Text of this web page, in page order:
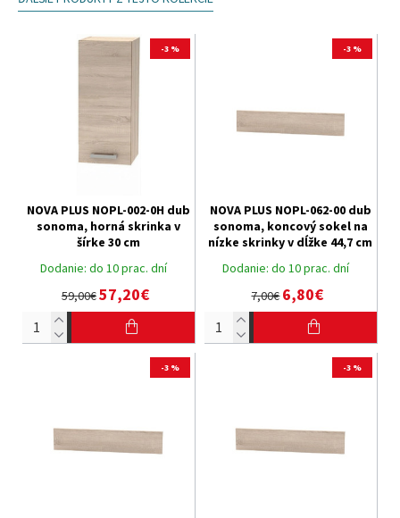
-3 %
Dodanie: do 10 prac. dní
NOVA PLUS NOPL-002-0H dub
sonoma, horná skrinka v
šírke 30 cm
59,00€57,20€
-3 %
Dodanie: do 10 prac. dní
NOVA PLUS NOPL-062-00 dub
sonoma, koncový sokel na
nízke skrinky v dĺžke 44,7 cm
7,00€6,80€
-3 % -3 %